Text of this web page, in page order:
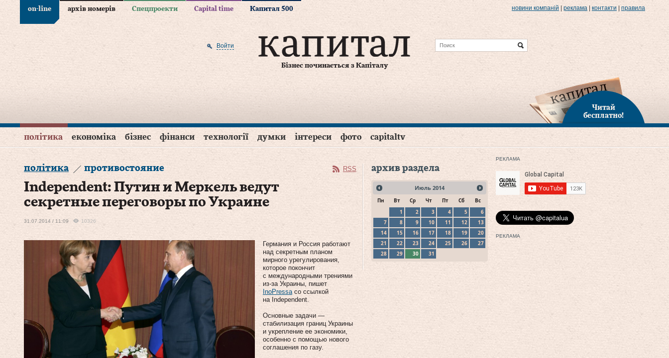
on-line архів номерів Спецпроекти Capital time Капитал 500 новини компаній реклама контакти правила
Бізнес починається з Капіталу
Войти
Читай
бесплатно!
політика економіка бізнес фінанси технології думки інтереси фото capitaltv
політика противостояние RSS
Independent: Путин и Меркель ведут
секретные переговоры по Украине
31.07.2014 / 11:09 10326
Германия и Россия работают
над секретным планом
мирного урегулирования,
которое покончит
с международными трениями
из-за Украины, пишет
InoPressaсо ссылкой
на Independent.
Основные задачи —
стабилизация границ Украины
и укрепление ее экономики,
особенно с помощью нового
соглашения по газу.
архив раздела
Июль 2014
Пн Вт Ср Чт Пт Сб
Вс
1
2 3 4 5
6
7
8 9 10 11 12
13
14
15 16 17 18 19
20
21
22 23 24 25 26
27
28
29 30 31
РЕКЛАМА
РЕКЛАМА